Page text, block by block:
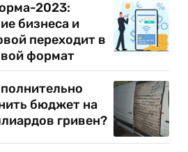
2023:
бизнеса и
переходит в
формат
бюджет на
гривен?